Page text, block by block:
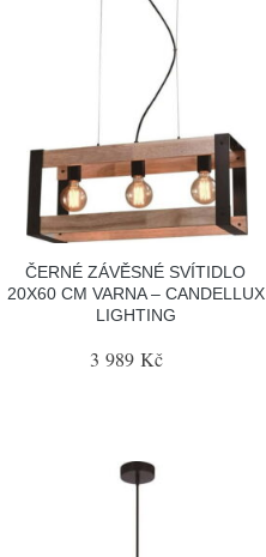
ČERNÉ ZÁVĚSNÉ SVÍTIDLO
20X60 CM VARNA – CANDELLUX
LIGHTING
3 989 Kč